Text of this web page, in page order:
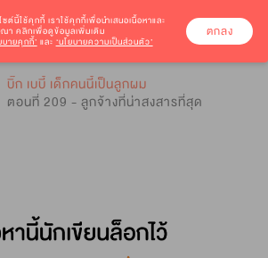
บิ๊ก เบบี้ เด็กคนนี้เป็นลูกผม
ตอนที่ 209 - ลูกจ้างที่น่าสงสารที่สุด
ซต์นี้ใช้คุกกี้ เราใช้คุกกี้เพื่อนำเสนอเนื้อหาและ
า คลิกเพื่อดูข้อมูลเพิ่มเติม
บายคุกกี้’ และ ‘นโยบายความเป็นส่วนตัว’
ตกลง